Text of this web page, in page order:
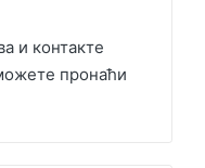
и контакте
пронаћи